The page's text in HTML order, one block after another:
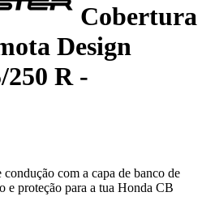
Cobertura
Design
R -
com a capa de banco de
e proteção para a tua Honda CB